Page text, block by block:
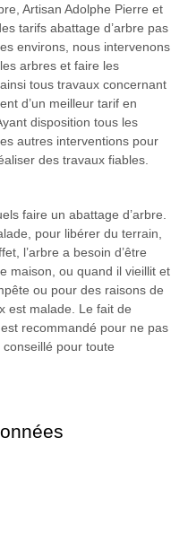
Artisan Adolphe Pierre et
tarifs abattage d’arbre pas
environs, nous intervenons
arbres et faire les
tous travaux concernant
d’un meilleur tarif en
disposition tous les
autres interventions pour
des travaux fiables.
faire un abattage d’arbre.
pour libérer du terrain,
l’arbre a besoin d’être
maison, ou quand il vieillit et
ou pour des raisons de
est malade. Le fait de
recommandé pour ne pas
pour toute